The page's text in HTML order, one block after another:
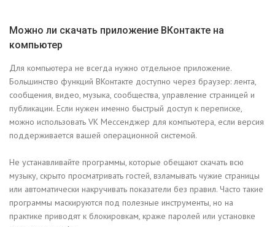
Можно ли скачать приложение ВКонтакте на
компьютер
Для компьютера не всегда нужно отдельное приложение.
Большинство функций ВКонтакте доступно через браузер: лента,
сообщения, видео, музыка, сообщества, управление страницей и
публикации. Если нужен именно быстрый доступ к переписке,
можно использовать VK Мессенджер для компьютера, если версия
поддерживается вашей операционной системой.
Не устанавливайте программы, которые обещают скачать всю
музыку, скрыто просматривать гостей, взламывать чужие страницы
или автоматически накручивать показатели без правил. Часто такие
программы маскируются под полезные инструменты, но на
практике приводят к блокировкам, краже паролей или установке